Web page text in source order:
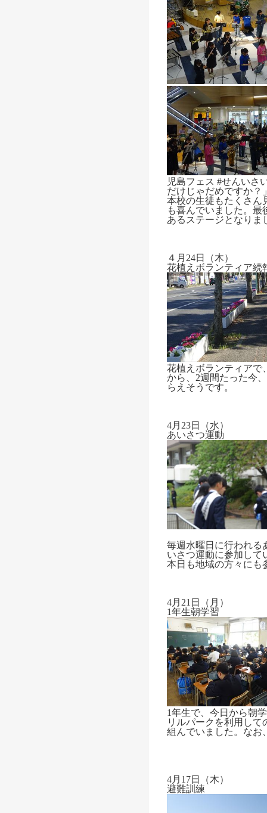
児島フェス #せんいさ
だけじゃだめですか？
本校の生徒もたくさん
も喜んでいました。
あるステージとなりま
４月24日（木）
花植えボランティア続
花植えボランティアで
から、2週間たった今
らえそうです。
4月23日（水）
あいさつ運動
毎週水曜日に行われる
いさつ運動に参加して
本日も地域の方々にも
4月21日（月）
1年生朝学習
1年生で、今日から朝
リルパークを利用し
組んでいました。なお
4月17日（木）
避難訓練